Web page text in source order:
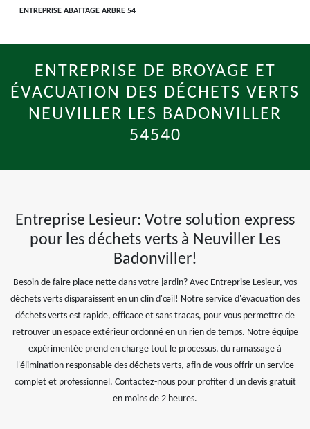
ENTREPRISE ABATTAGE ARBRE 54
ENTREPRISE DE BROYAGE ET
ÉVACUATION DES DÉCHETS VERTS
NEUVILLER LES BADONVILLER
54540
Entreprise Lesieur: Votre solution express
pour les déchets verts à Neuviller Les
Badonviller!
Besoin de faire place nette dans votre jardin? Avec Entreprise Lesieur, vos
déchets verts disparaissent en un clin d'œil! Notre service d'évacuation des
déchets verts est rapide, efficace et sans tracas, pour vous permettre de
retrouver un espace extérieur ordonné en un rien de temps. Notre équipe
expérimentée prend en charge tout le processus, du ramassage à
l'élimination responsable des déchets verts, afin de vous offrir un service
complet et professionnel. Contactez-nous pour profiter d'un devis gratuit
en moins de 2 heures.